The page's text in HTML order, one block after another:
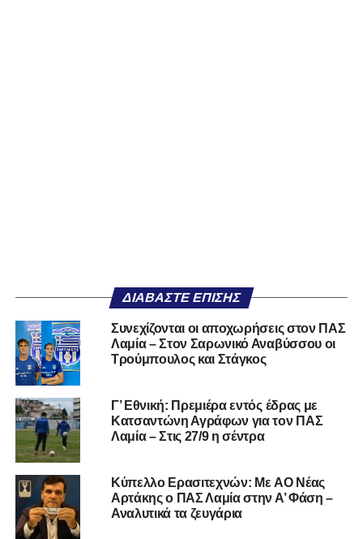
ΔΙΑΒΆΣΤΕ ΕΠΊΣΗΣ
Συνεχίζονται οι αποχωρήσεις στον ΠΑΣ
Λαμία – Στον Σαρωνικό Αναβύσσου οι
Τρούμπουλος και Στάγκος
Γ’ Εθνική: Πρεμιέρα εντός έδρας με
Κατσαντώνη Αγράφων για τον ΠΑΣ
Λαμία – Στις 27/9 η σέντρα
Kύπελλο Ερασιτεχνών: Με AO Nέας
Αρτάκης ο ΠΑΣ Λαμία στην Α’ Φάση –
Αναλυτικά τα ζευγάρια